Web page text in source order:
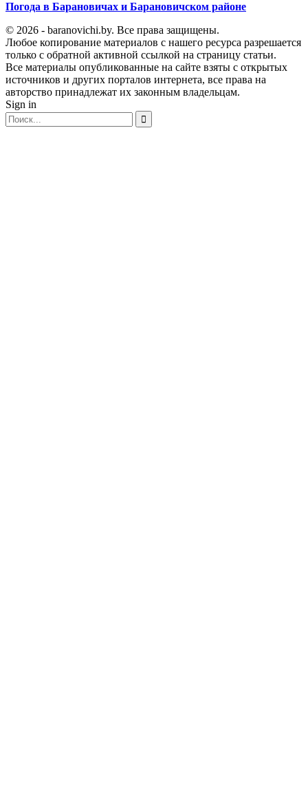
Погода в Барановичах и Барановичском районе
© 2026 - baranovichi.by. Все права защищены.
Любое копирование материалов с нашего ресурса разрешается
только с обратной активной ссылкой на страницу статьи.
Все материалы опубликованные на сайте взяты с открытых
источников и других порталов интернета, все права на
авторство принадлежат их законным владельцам.
Sign in